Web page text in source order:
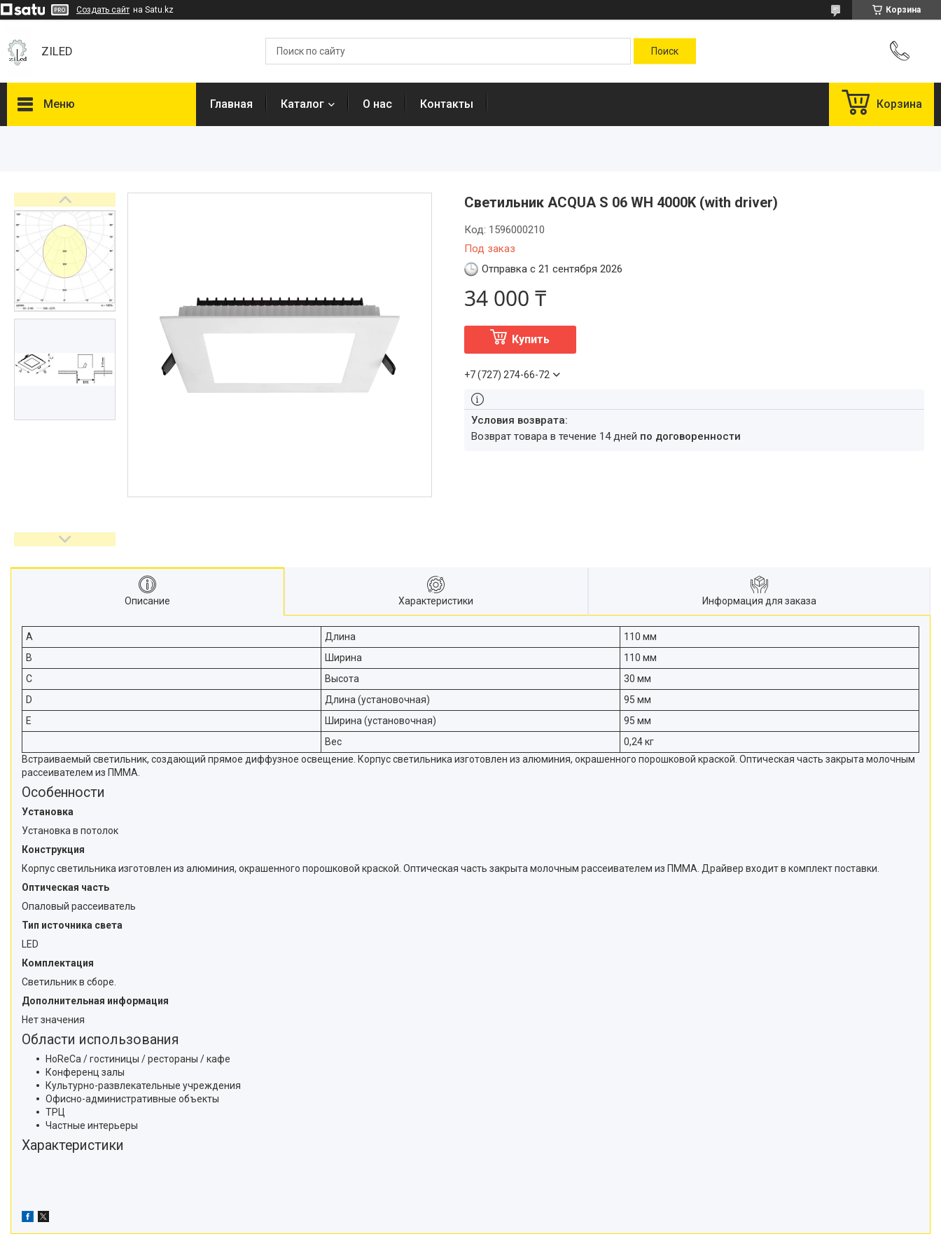
Создать сайт на Satu.kz Корзина
ZILED
Меню
ФАРЛАЙТ
NLCO
INNOLUX
О нас
Отзывы
Главная Каталог О нас Контакты Корзина
Светильник ACQUA S 06 WH 4000K (with driver)
Под заказ
Код: 1596000210
Отправка с 21 сентября 2026
34 000 ₸
Купить
+7 (727) 274-66-72
возврат товара в течение 14 дней по договоренности
Описание Характеристики Информация для заказа
A Длина
110 мм
B
Ширина
110 мм
C
Высота
30 мм
D
Длина (установочная)
95 мм
E
Ширина (установочная)
95 мм
Вес
0,24 кг
Встраиваемый светильник, создающий прямое диффузное освещение. Корпус светильника изготовлен из алюминия, окрашенного порошковой краской. Оптическая часть закрыта молочным
рассеивателем из ПММА.
Особенности
Установка
Установка в потолок
Конструкция
Корпус светильника изготовлен из алюминия, окрашенного порошковой краской. Оптическая часть закрыта молочным рассеивателем из ПММА. Драйвер входит в комплект поставки.
Оптическая часть
Опаловый рассеиватель
Тип источника света
LED
Комплектация
Светильник в сборе.
Дополнительная информация
Нет значения
Области использования
HoReCa / гостиницы / рестораны / кафе
Конференц залы
Культурно-развлекательные учреждения
Офисно-административные объекты
ТРЦ
Частные интерьеры
Характеристики